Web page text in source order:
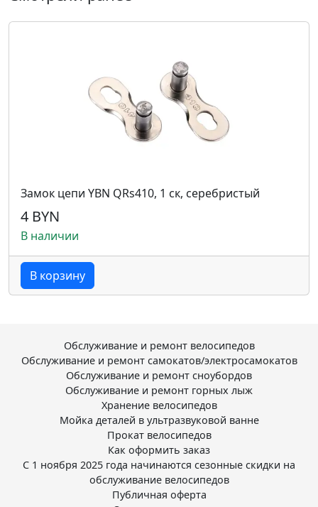
Замок цепи YBN QRs410, 1 ск, серебристый
4 BYN
В наличии
В корзину
Обслуживание и ремонт велосипедов
Обслуживание и ремонт самокатов/электросамокатов
Обслуживание и ремонт сноубордов
Обслуживание и ремонт горных лыж
Хранение велосипедов
Мойка деталей в ультразвуковой ванне
Прокат велосипедов
Как оформить заказ
С 1 ноября 2025 года начинаются сезонные скидки на
обслуживание велосипедов
Публичная оферта